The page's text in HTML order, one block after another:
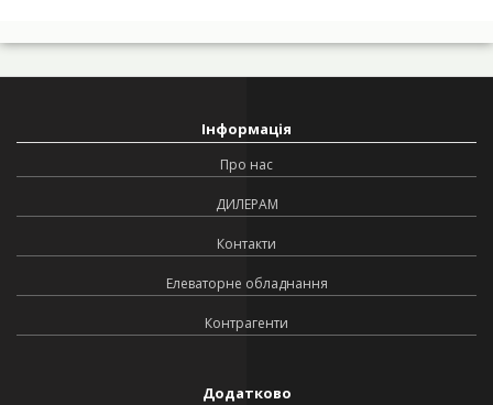
Інформація
Про нас
ДИЛЕРАМ
Контакти
Елеваторне обладнання
Контрагенти
Додатково